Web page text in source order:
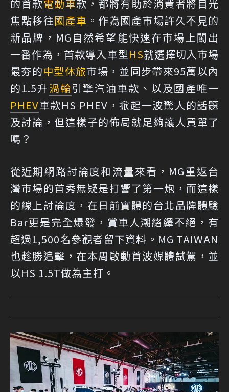
的首款電動車款，都將有助於消費者將目光
焦點移往國產車 。作為國產市場許久不見的
新品牌，MG自然希望能快速在市場上闖出
一番作為，首款導入車型HS就選擇切入市場
最夯的中型休旅市場，並同步帶來95萬以內
的1.5升渦輪引擎汽油車款、以及國產唯一
PHEV車款HS PHEV，掀起一波驚人的話題
及討論，但這樣子的佈局就足夠讓人買單了
嗎？
從近期網路討論度和流量來看，MG重返台
灣市場的首秀無疑是打響了第一炮，而這樣
的線上討論度，在日前實體的台北品牌體驗
Bar更是完全爆發，賞車人潮絡繹不絕，有
超過1,500名參觀者留下資料。MG TAIWAN
也趁勝追擊，在本周啟動首波媒體試駕，並
以HS 1.5T做為主打。